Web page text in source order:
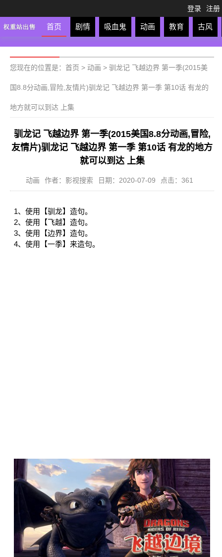
登录 注册
首页 剧情 吸血鬼 动画 教育 古风
轻松 校园 科幻 亲子 格斗 运动 恋爱 竞
您现在的位置是： 首页 > 动画 > 驯龙记 飞越边界 第一季(2015美
国8.8分动画,冒险,友情片)驯龙记 飞越边界 第一季 第10话 有龙的
地方就可以到达 上集
驯龙记 飞越边界 第一季(2015美国8.8分动画,冒险,
友情片)驯龙记 飞越边界 第一季 第10话 有龙的地方
就可以到达 上集
动画 作者：影视搜索 日期：2020-07-09 点击：361
1、使用【驯龙】造句。
2、使用【飞越】造句。
3、使用【边界】造句。
4、使用【一季】来造句。